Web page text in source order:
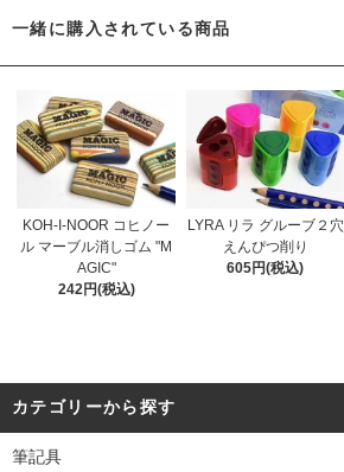
一緒に購入されている商品
KOH-I-NOOR コヒノー
ル マーブル消しゴム "M
AGIC"
242円(税込)
LYRA リラ グルーブ２穴
えんぴつ削り
605円(税込)
カテゴリーから探す
筆記具